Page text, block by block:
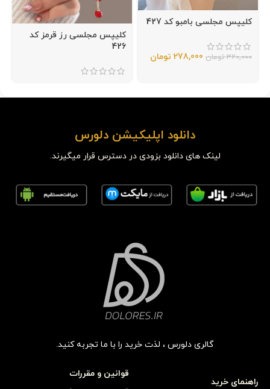
کلیپس مجلسی بامبو کد 427
320,000 تومان 278,000 تومان
کلیپس مجلسی رز قرمز کد
426
دانلود اپلیکیشن دلورس
لینک های دانلود بزودی در دسترس قرار میگیرند.
گالری دلورس ، لذت خرید را با ما تجربه کنید.
راهنمای خرید
قوانین و مقررات